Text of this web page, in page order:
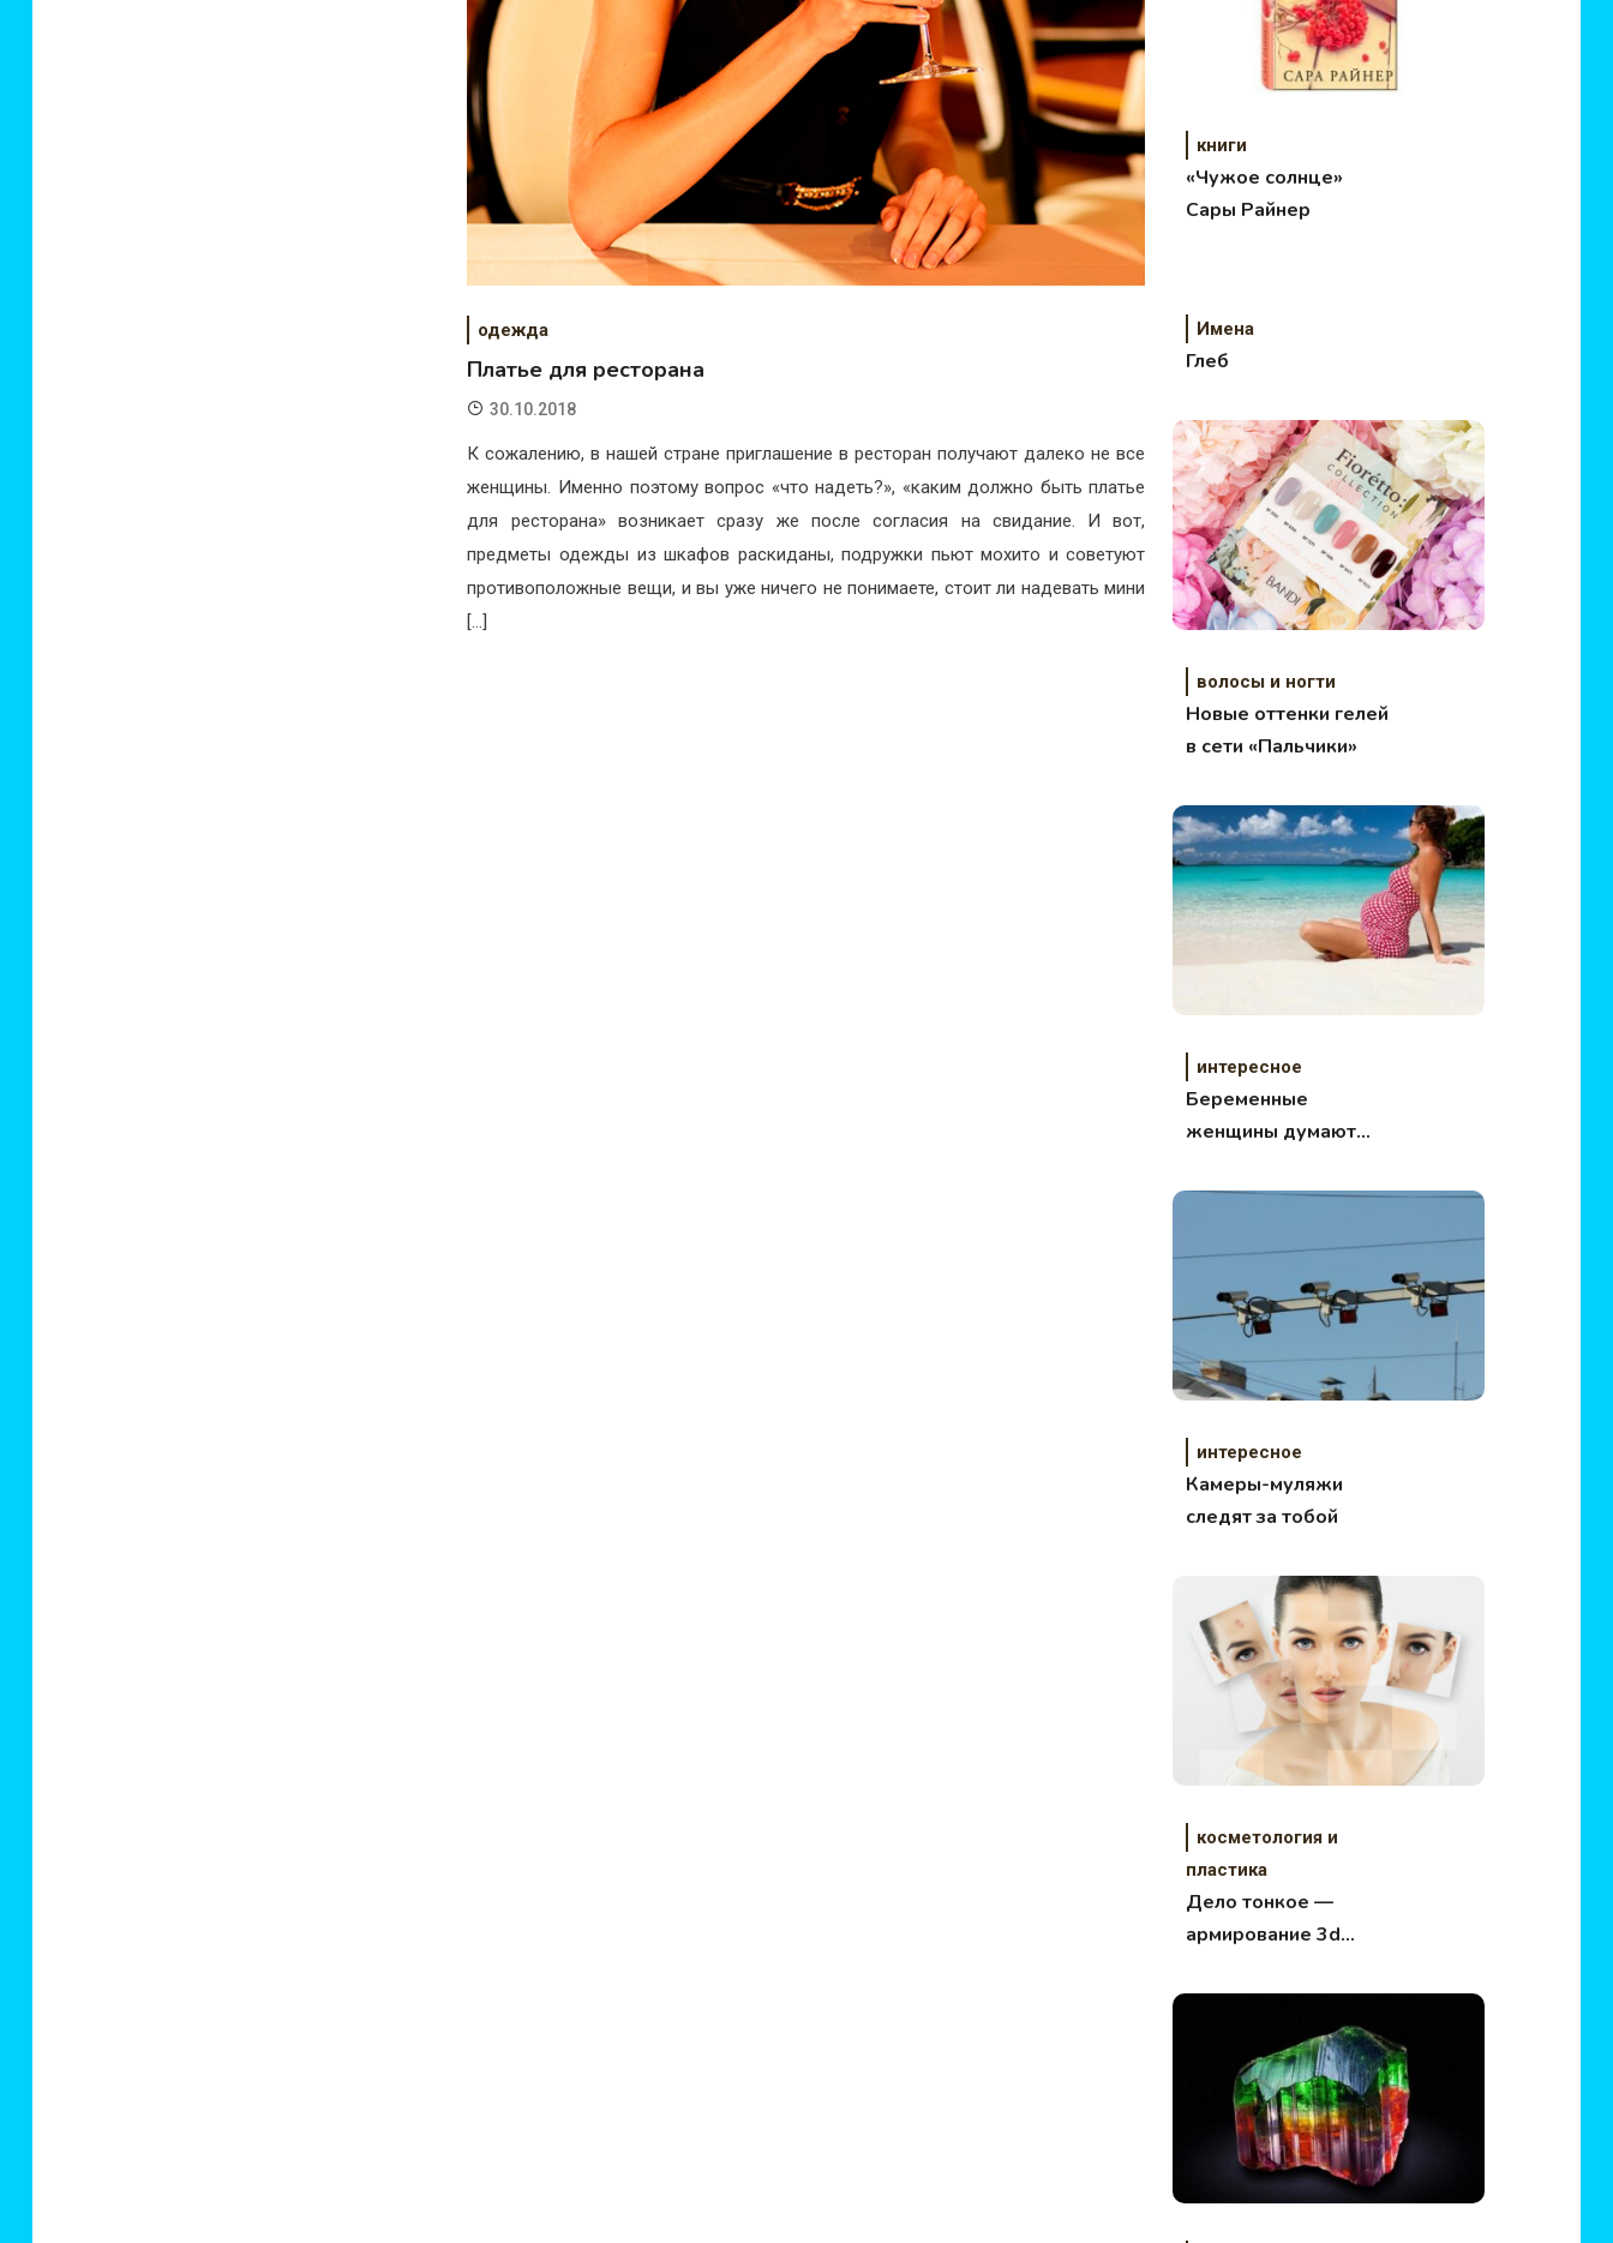
одежда
Платье для ресторана
30.10.2018
К сожалению, в нашей стране приглашение в ресторан получают далеко не все
женщины. Именно поэтому вопрос «что надеть?», «каким должно быть платье
для ресторана» возникает сразу же после согласия на свидание. И вот,
предметы одежды из шкафов раскиданы, подружки пьют мохито и советуют
противоположные вещи, и вы уже ничего не понимаете, стоит ли надевать мини
[…]
книги
«Чужое солнце»
Сары Райнер
Имена
Глеб
волосы и ногти
Новые оттенки гелей
в сети «Пальчики»
интересное
Беременные
женщины думают
– эксперты
интересное
Камеры-муляжи
следят за тобой
косметология и
пластика
Дело тонкое —
армирование 3d